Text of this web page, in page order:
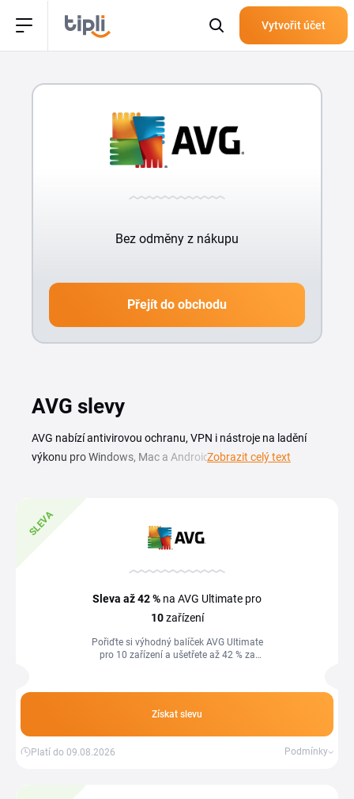
Vytvořit účet
Bez odměny z nákupu
Přejít do obchodu
AVG slevy
AVG nabízí antivirovou ochranu, VPN i nástroje na ladění
výkonu pro Windows, Mac a Android, a s AVG slevovým
a zrychlení zařízení proti malwaru a zpomalení. Na této
stránce shromažďujeme aktuální AVG kupón a slevy na
ochranu počítače i mobilu. Stačí vybrat platnou nabídku,
projít k pokladně a snížit cenu ročního předplatného.
stránku sledovat před koncem platnosti aktuální licence.
Zobrazit celý text
SLEVA
Sleva až 42 % na AVG Ultimate pro
10zařízení
Pořiďte si výhodný balíček AVG Ultimate
pro 10 zařízení a ušetřete až 42 % za
Získat slevu
Platí do 09.08.2026 Podmínky